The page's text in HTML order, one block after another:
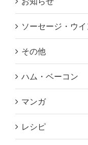
ソーセージ・ウ
その他
ハム・ベーコン
マンガ
レシピ